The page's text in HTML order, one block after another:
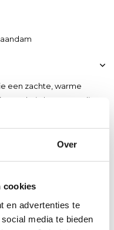
Over
cookies
en advertenties te
media te bieden
een zachte, warme
in hoogwaardig
maakt. Zeker in een
plafondlamp met een
De metalen